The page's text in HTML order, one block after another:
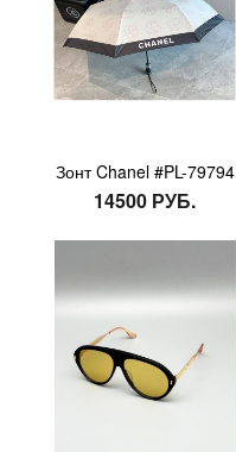
Зонт Chanel #PL-79794
14500 РУБ.